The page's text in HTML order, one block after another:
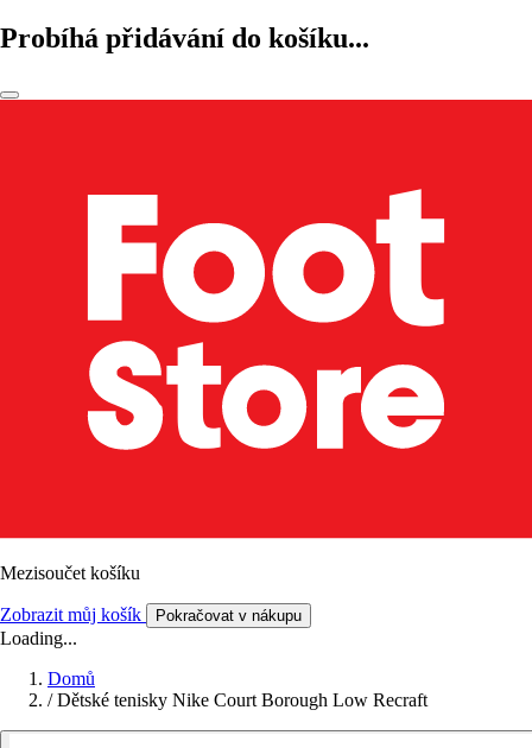
Probíhá přidávání do košíku...
Mezisoučet košíku
Zobrazit můj košík Pokračovat v nákupu
Loading...
Domů
/ Dětské tenisky Nike Court Borough Low Recraft